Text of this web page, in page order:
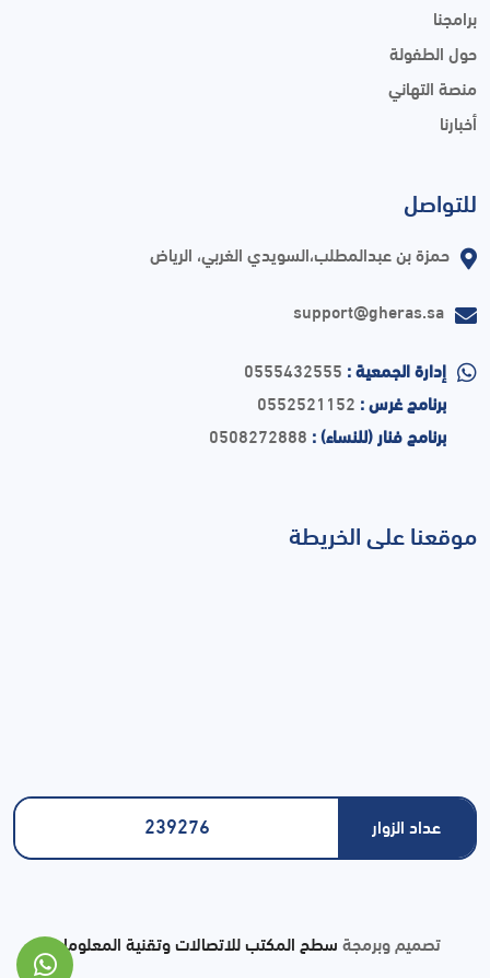
برامجنا
حول الطفولة
منصة التهاني
أخبارنا
للتواصل
حمزة بن عبدالمطلب،السويدي الغربي، الرياض
support@gheras.sa
إدارة الجمعية : 0555432555
برنامج غرس : 0552521152
برنامج فنار (للنساء) : 0508272888
موقعنا على الخريطة
عداد الزوار 239276
تصميم وبرمجةسطح المكتب للاتصالات وتقنية المعلومات